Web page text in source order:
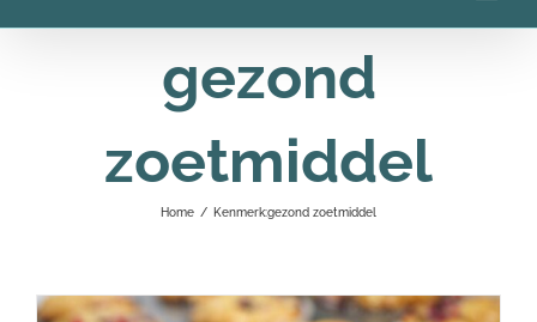
gezond
zoetmiddel
Home / Kenmerk:gezond zoetmiddel